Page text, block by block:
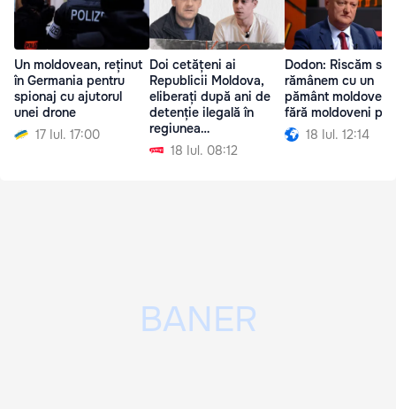
Un moldovean, reținut
în Germania pentru
spionaj cu ajutorul
unei drone
17 Iul. 17:00
Doi cetățeni ai
Republicii Moldova,
eliberați după ani de
detenție ilegală în
regiunea
transnistreană
18 Iul. 08:12
Dodon: Riscăm să
rămânem cu un
pământ
fără moldoveni pe
18 Iul. 12:14